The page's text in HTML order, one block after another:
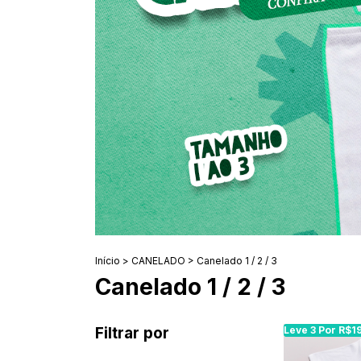
Início > CANELADO > Canelado 1 / 2 / 3
Canelado 1 / 2 / 3
Filtrar por Leve 3 Por
Leve 3 Por